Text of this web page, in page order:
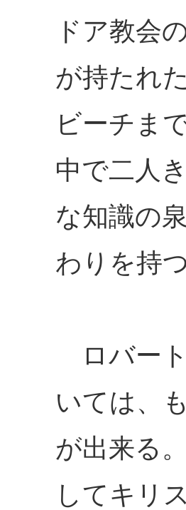
ドア教会
が持たれ
ビーチま
中で二人
な知識の
わりを持
ロバー
いては、
が出来る
してキリ